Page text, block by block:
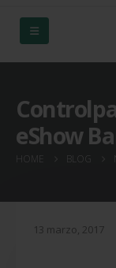
eShow
HOME BLOG
13 marzo, 2017